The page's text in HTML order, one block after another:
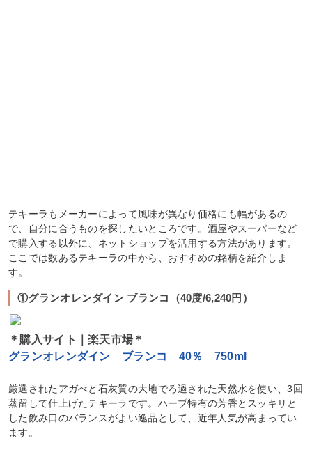
テキーラもメーカーによって風味が異なり価格にも幅があるの
で、自分に合うものを探したいところです。酒屋やスーパーなど
で購入する以外に、ネットショップを活用する方法があります。
ここでは数あるテキーラの中から、おすすめの銘柄を紹介しま
す。
①グランオレンダイン ブランコ（40度/6,240円）
＊購入サイト｜楽天市場＊
グランオレンダイン ブランコ 40％ 750ml
厳選されたアガべと石灰質の大地でろ過された天然水を使い、3回
蒸留して仕上げたテキーラです。ハーブ特有の芳香とスッキリと
した飲み口のバランスがよい逸品として、近年人気が高まってい
ます。